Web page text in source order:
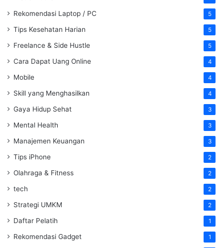
Rekomendasi Laptop / PC 5
Tips Kesehatan Harian 5
Freelance & Side Hustle 5
Cara Dapat Uang Online 4
Mobile 4
Skill yang Menghasilkan 4
Gaya Hidup Sehat 3
Mental Health 3
Manajemen Keuangan 3
Tips iPhone 2
Olahraga & Fitness 2
tech 2
Strategi UMKM 2
Daftar Pelatih 1
Rekomendasi Gadget 1